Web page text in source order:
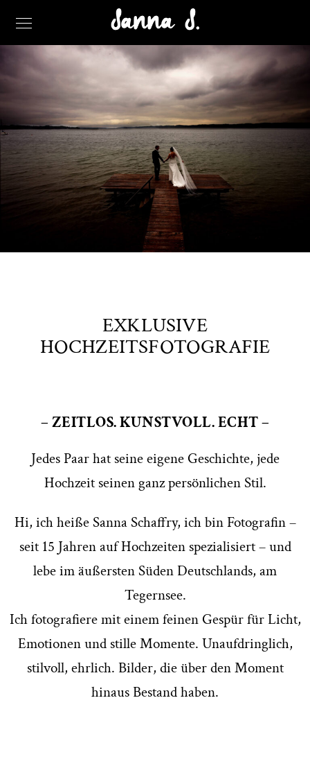
EXKLUSIVE
HOCHZEITSFOTOGRAFIE
– ZEITLOS. KUNSTVOLL. ECHT –
Jedes Paar hat seine eigene Geschichte, jede
Hochzeit seinen ganz persönlichen Stil.
Hi, ich heiße Sanna Schaffry, ich bin Fotografin –
seit 15 Jahren auf Hochzeiten spezialisiert – und
lebe im äußersten Süden Deutschlands, am
Tegernsee.
Ich fotografiere mit einem feinen Gespür für Licht,
Emotionen und stille Momente. Unaufdringlich,
stilvoll, ehrlich. Bilder, die über den Moment
hinaus Bestand haben.